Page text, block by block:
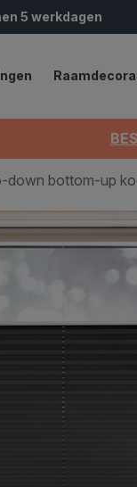
5 werkdagen
down bottom-up